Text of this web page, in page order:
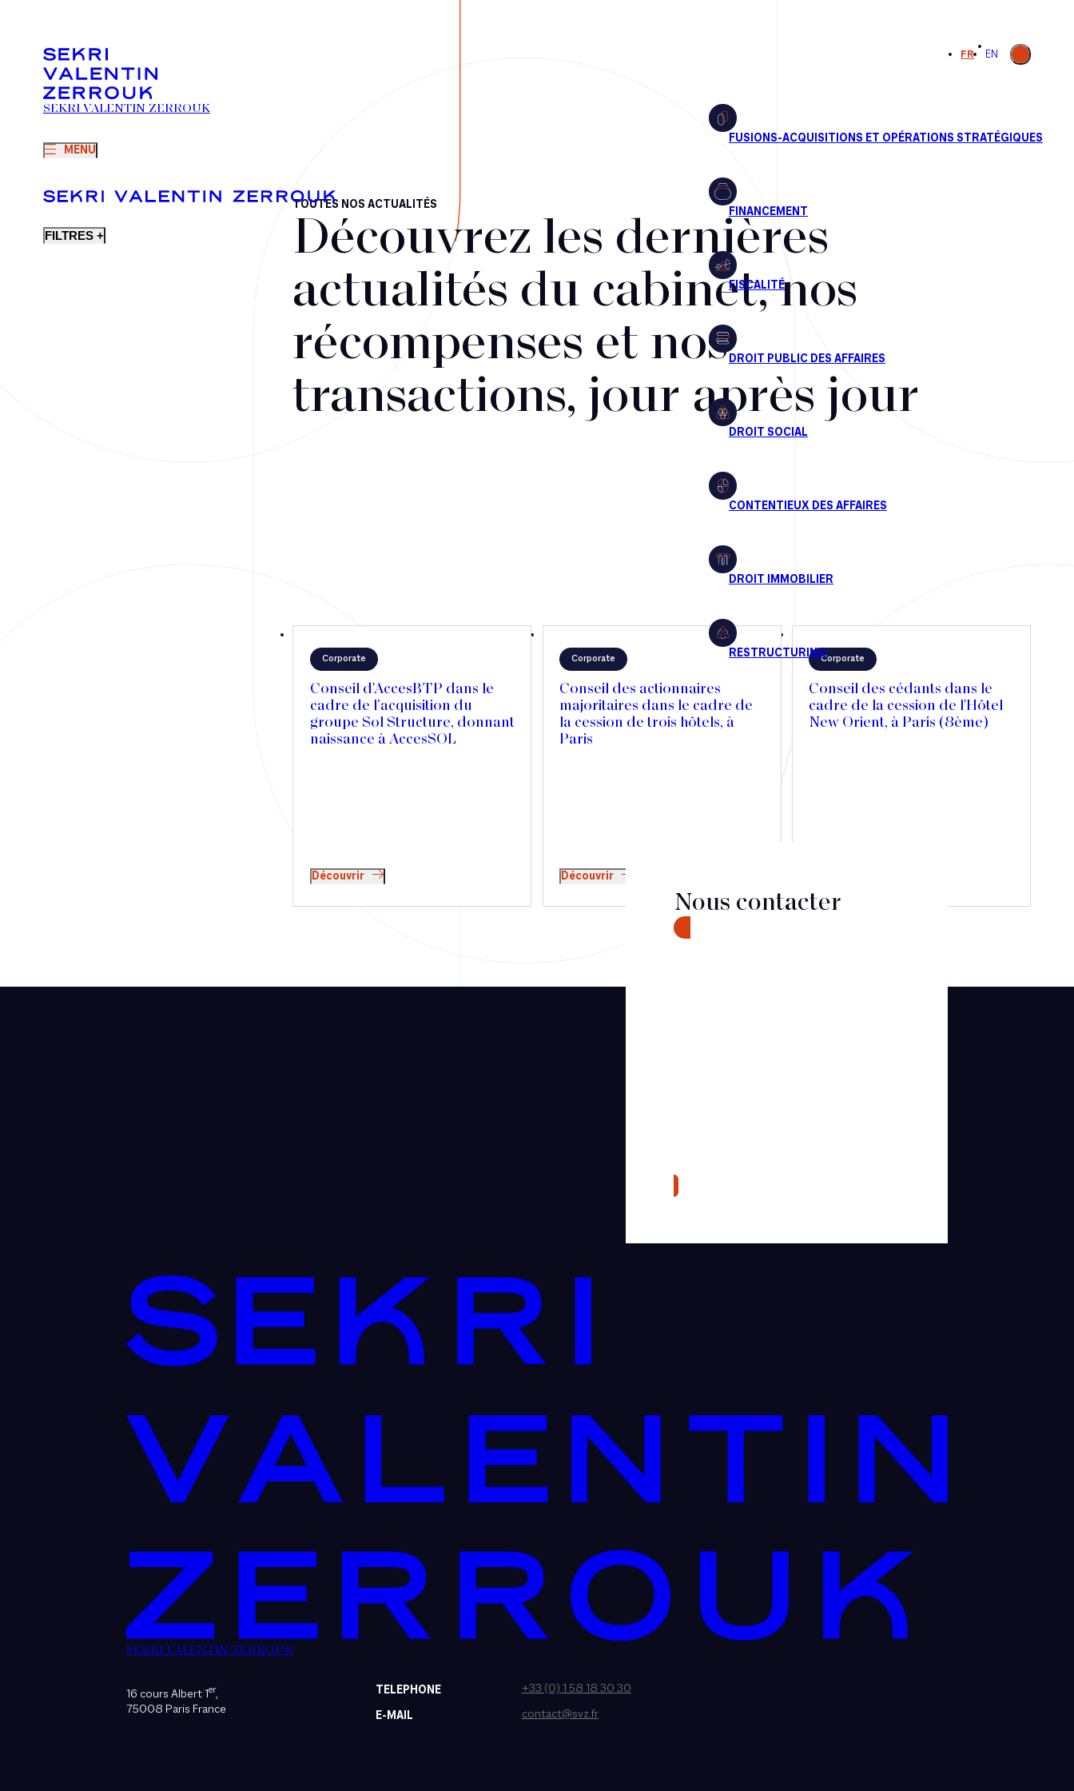
MENU
SEKRI VALENTIN ZERROUK
FR EN
Ouvrir la
recherche
FILTRES +
TOUTES NOS ACTUALITÉS
Découvrez les dernières
actualités du cabinet, nos
récompenses et nos
transactions, jour après jour
Corporate
Conseil d'AccesBTP dans le
cadre de l’acquisition du
groupe Sol Structure, donnant
naissance à AccesSOL
Découvrir
Corporate
Conseil des actionnaires
majoritaires dans le cadre de
la cession de trois hôtels, à
Paris
Découvrir
Corporate
Conseil des cédants dans le
cadre de la cession de l'Hôtel
New Orient, à Paris (8ème)
Nous contacter
CONTACT
SEKRI VALENTIN ZERROUK
16 cours Albert 1er,
75008 Paris France
TELEPHONE +33 (0) 1 58 18 30 30
E-MAIL contact@svz.fr